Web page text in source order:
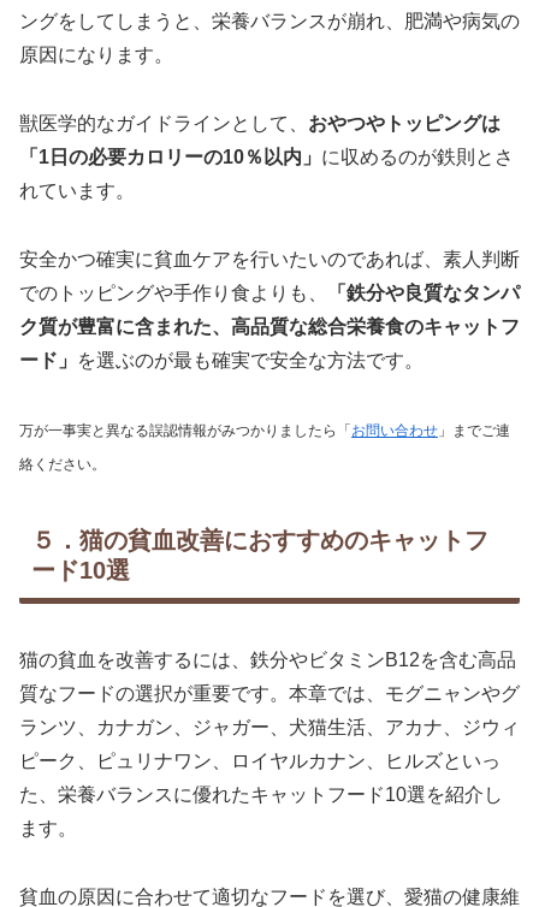
ングをしてしまうと、栄養バランスが崩れ、肥満や病気の
原因になります。
獣医学的なガイドラインとして、 おやつやトッピングは
「1日の必要カロリーの10％以内」 に収めるのが鉄則とさ
れています。
安全かつ確実に貧血ケアを行いたいのであれば、素人判断
でのトッピングや手作り食よりも、
「鉄分や良質なタンパ
ク質が豊富に含まれた、高品質な総合栄養食のキャットフ
ード」
を選ぶのが最も確実で安全な方法です。
万が一事実と異なる誤認情報がみつかりましたら「お問い合わせ 」までご連
絡ください。
５．猫の貧血改善におすすめのキャットフ
ード10選
猫の貧血を改善するには、鉄分やビタミンB12を含む高品
質なフードの選択が重要です。本章では、モグニャンやグ
ランツ、カナガン、ジャガー、犬猫生活、アカナ、ジウィ
ピーク、ピュリナワン、ロイヤルカナン、ヒルズといっ
た、栄養バランスに優れたキャットフード10選を紹介し
ます。
貧血の原因に合わせて適切なフードを選び、愛猫の健康維